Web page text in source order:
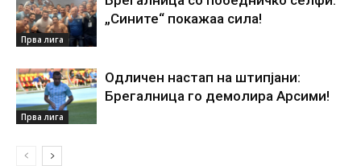
Прва лига
„Сините“ покажаа сила!
Прва лига
Одличен настап на штипјани:
Брегалница го демолира Арсими!